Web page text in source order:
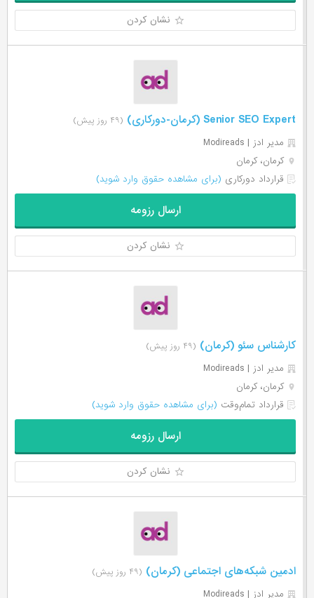
نشان کردن
Senior SEO Expert (کرمان-دورکاری) (۴۹ روز پیش)
مدیر ادز | Modireads
کرمان، کرمان
قرارداد دورکاری (برای مشاهده حقوق وارد شوید)
ارسال رزومه
نشان کردن
کارشناس سئو (کرمان) (۴۹ روز پیش)
مدیر ادز | Modireads
کرمان، کرمان
قرارداد تمام‌وقت (برای مشاهده حقوق وارد شوید)
ارسال رزومه
نشان کردن
ادمین شبکه‌های اجتماعی (کرمان) (۴۹ روز پیش)
مدیر ادز | Modireads